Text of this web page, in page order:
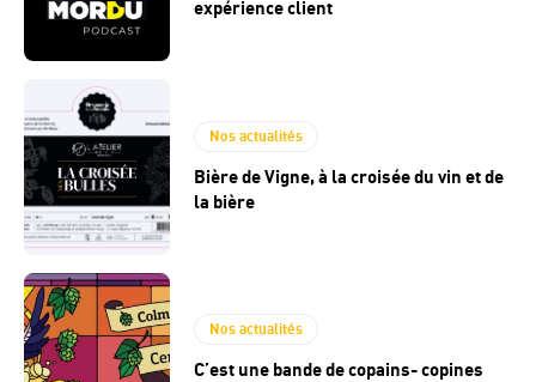
expérience client
Nos actualités
Bière de Vigne, à la croisée du vin et de
la bière
Nos actualités
C’est une bande de copains- copines